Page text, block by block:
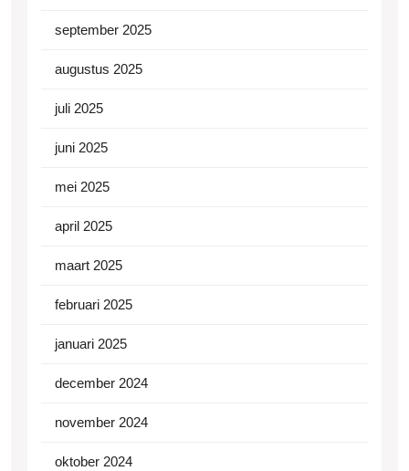
september 2025
augustus 2025
juli 2025
juni 2025
mei 2025
april 2025
maart 2025
februari 2025
januari 2025
december 2024
november 2024
oktober 2024